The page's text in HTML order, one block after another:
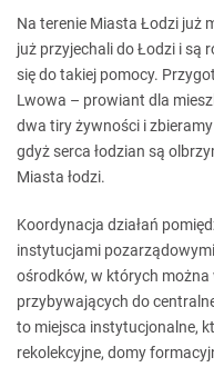
Na terenie Miasta Łodzi już
już przyjechali do Łodzi i są
się do takiej pomocy.
Lwowa – prowiant dla
dwa tiry żywności i
gdyż serca łodzian są
Miasta łodzi.
Koordynacja działań
instytucjami
ośrodków, w których
przybywających do
to miejsca instytucjonalne,
rekolekcyjne, domy